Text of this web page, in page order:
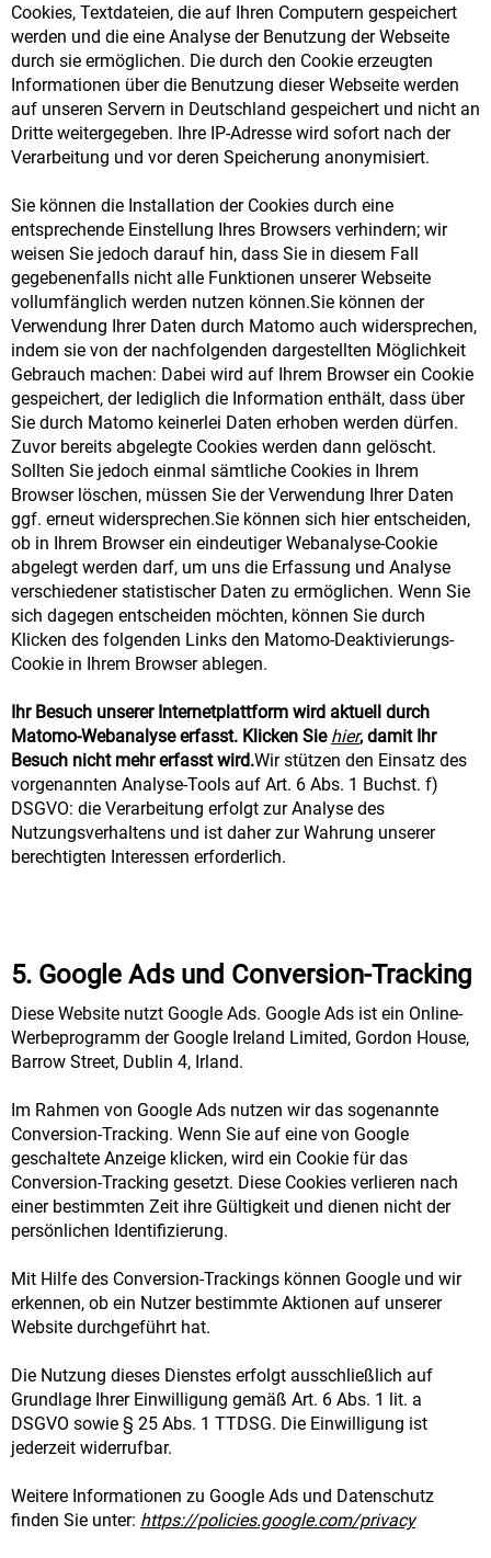
Cookies, Textdateien, die auf Ihren Computern gespeichert
werden und die eine Analyse der Benutzung der Webseite
durch sie ermöglichen. Die durch den Cookie erzeugten
Informationen über die Benutzung dieser Webseite werden
auf unseren Servern in Deutschland gespeichert und nicht an
Dritte weitergegeben. Ihre IP-Adresse wird sofort nach der
Verarbeitung und vor deren Speicherung anonymisiert.
Sie können die Installation der Cookies durch eine
entsprechende Einstellung Ihres Browsers verhindern; wir
weisen Sie jedoch darauf hin, dass Sie in diesem Fall
gegebenenfalls nicht alle Funktionen unserer Webseite
vollumfänglich werden nutzen können.Sie können der
Verwendung Ihrer Daten durch Matomo auch widersprechen,
indem sie von der nachfolgenden dargestellten Möglichkeit
Gebrauch machen: Dabei wird auf Ihrem Browser ein Cookie
gespeichert, der lediglich die Information enthält, dass über
Sie durch Matomo keinerlei Daten erhoben werden dürfen.
Zuvor bereits abgelegte Cookies werden dann gelöscht.
Sollten Sie jedoch einmal sämtliche Cookies in Ihrem
Browser löschen, müssen Sie der Verwendung Ihrer Daten
ggf. erneut widersprechen.Sie können sich hier entscheiden,
ob in Ihrem Browser ein eindeutiger Webanalyse-Cookie
abgelegt werden darf, um uns die Erfassung und Analyse
verschiedener statistischer Daten zu ermöglichen. Wenn Sie
sich dagegen entscheiden möchten, können Sie durch
Klicken des folgenden Links den Matomo-Deaktivierungs-
Cookie in Ihrem Browser ablegen.
Ihr Besuch unserer Internetplattform wird aktuell durch
Matomo-Webanalyse erfasst. Klicken Sie hier, damit Ihr
Besuch nicht mehr erfasst wird.Wir stützen den Einsatz des
vorgenannten Analyse-Tools auf Art. 6 Abs. 1 Buchst. f)
DSGVO: die Verarbeitung erfolgt zur Analyse des
Nutzungsverhaltens und ist daher zur Wahrung unserer
berechtigten Interessen erforderlich.
5. Google Ads und Conversion-Tracking
Diese Website nutzt Google Ads. Google Ads ist ein Online-
Werbeprogramm der Google Ireland Limited, Gordon House,
Barrow Street, Dublin 4, Irland.
Im Rahmen von Google Ads nutzen wir das sogenannte
Conversion-Tracking. Wenn Sie auf eine von Google
geschaltete Anzeige klicken, wird ein Cookie für das
Conversion-Tracking gesetzt. Diese Cookies verlieren nach
einer bestimmten Zeit ihre Gültigkeit und dienen nicht der
persönlichen Identifizierung.
Mit Hilfe des Conversion-Trackings können Google und wir
erkennen, ob ein Nutzer bestimmte Aktionen auf unserer
Website durchgeführt hat.
Die Nutzung dieses Dienstes erfolgt ausschließlich auf
Grundlage Ihrer Einwilligung gemäß Art. 6 Abs. 1 lit. a
DSGVO sowie § 25 Abs. 1 TTDSG. Die Einwilligung ist
jederzeit widerrufbar.
Weitere Informationen zu Google Ads und Datenschutz
finden Sie unter: https://policies.google.com/privacy